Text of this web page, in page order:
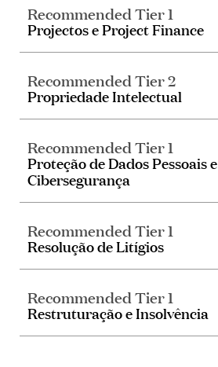
Recommended Tier 1
Projectos e Project Finance
Recommended Tier 2
Propriedade Intelectual
Recommended Tier 1
Proteção de Dados Pessoais e
Cibersegurança
Recommended Tier 1
Resolução de Litígios
Recommended Tier 1
Restruturação e Insolvência